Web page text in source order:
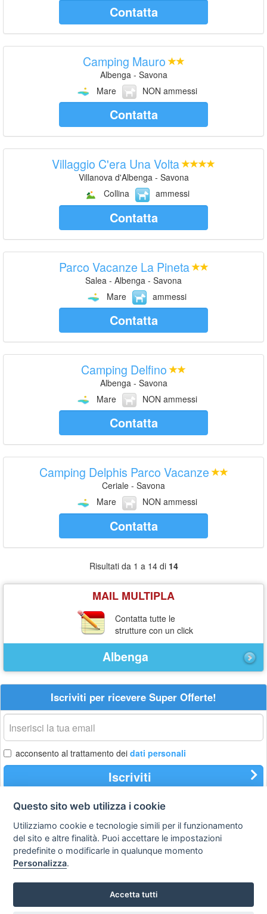
Contatta
Camping Mauro
Albenga - Savona
Mare
NON ammessi
Contatta
Villaggio C'era Una Volta
Villanova d'Albenga - Savona
Collina
ammessi
Contatta
Parco Vacanze La Pineta
Salea - Albenga - Savona
Mare
ammessi
Contatta
Camping Delfino
Albenga - Savona
Mare
NON ammessi
Contatta
Camping Delphis Parco Vacanze
Ceriale - Savona
Mare
NON ammessi
Contatta
Risultati da 1 a 14 di 14
MAIL MULTIPLA
Contatta tutte le
strutture con un click
Albenga
Iscriviti per ricevere Super Offerte!
La
tua
email
acconsento al trattamento dei dati personali
Iscriviti
Privacy
policy
Avviso
legale
Scrivici
Copyright © 2008
SVILUPPO TURISMO ITALIA S.r.L. unipersonale
Questo sito web utilizza i cookie
Utilizziamo cookie e tecnologie simili per il funzionamento
del sito e altre finalità. Puoi accettare le impostazioni
predefinite o modificarle in qualunque momento
Personalizza.
Accetta tutti